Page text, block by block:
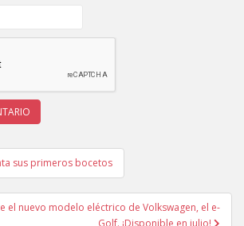
sus primeros bocetos
el nuevo modelo eléctrico de Volkswagen, el e-
Golf. ¡Disponible en julio!